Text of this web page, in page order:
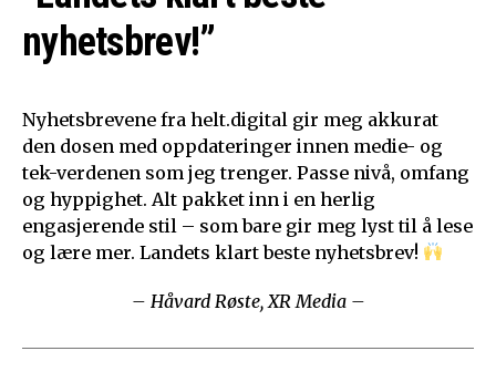
nyhetsbrev!”
Nyhetsbrevene fra helt.digital gir meg akkurat
den dosen med oppdateringer innen medie- og
tek-verdenen som jeg trenger. Passe nivå, omfang
og hyppighet. Alt pakket inn i en herlig
engasjerende stil – som bare gir meg lyst til å lese
og lære mer. Landets klart beste nyhetsbrev!
– Håvard Røste, XR Media –